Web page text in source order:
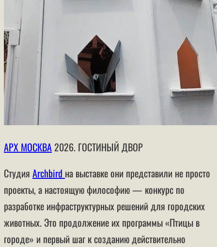
АРХ МОСКВА 2026. ГОСТИНЫЙ ДВОР
Студия Archbird на выставке они представили не просто
проекты, а настоящую философию — конкурс по
разработке инфраструктурных решений для городских
животных. Это продолжение их программы «Птицы в
городе» и первый шаг к созданию действительно